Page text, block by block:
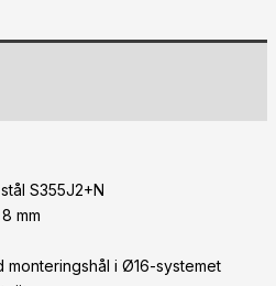
S355J2+N
mm
monteringshål i Ø16-systemet